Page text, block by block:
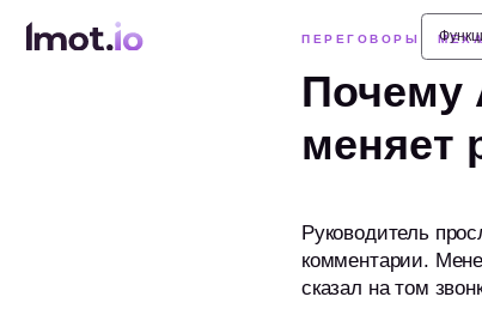
Функции
Функции
ПЕРЕГОВОРЫ
Почему
меняет
Руководитель
комментарии.
сказал на том